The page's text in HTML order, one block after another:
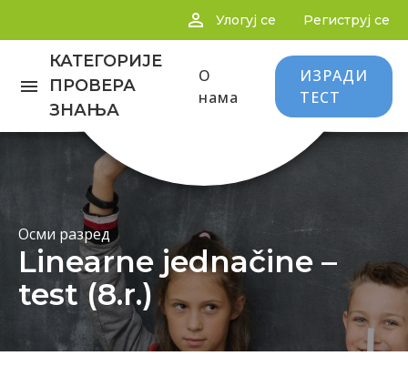
person_outline Улогуј се Региструј се
menu
КАТЕГОРИЈЕ
ПРОВЕРА
ЗНАЊА
О
нама
ИЗРАДИ
ТЕСТ
Осми разред
Linearne jednačine –
test (8.r.)